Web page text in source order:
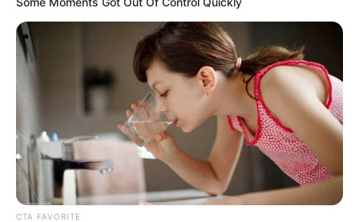
YALÍ
Hombre le quita la vida a
su pareja y deja muy
malheridos a sus hijos en
Antioquia: los menores
luchan por sobrevivir
AMALFI - ANTIOQUIA
CTA FAVORITE